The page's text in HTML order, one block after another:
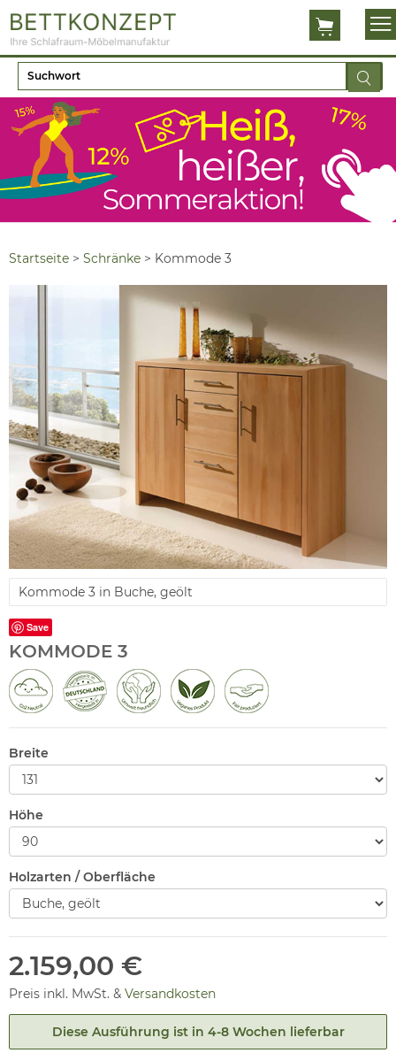
Startseite > Schränke > Kommode 3
Kommode 3 in Buche, geölt
Save
KOMMODE 3
Breite
Höhe
Holzarten / Oberfläche
2.159,00 €
Preis inkl. MwSt. & Versandkosten
Diese Ausführung ist in 4-8 Wochen lieferbar